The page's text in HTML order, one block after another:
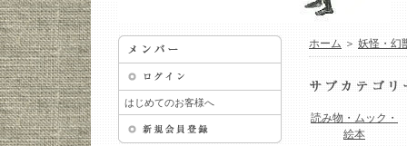
はじめてのお客様へ
ホーム ＞ 妖怪・幻
読み物・ムック・
絵本